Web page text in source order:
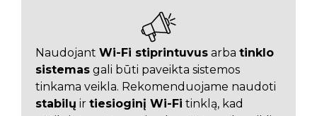
Naudojant Wi-Fi stiprintuvus arba tinklo
sistemas gali būti paveikta sistemos
tinkama veikla. Rekomenduojame naudoti
stabilų ir tiesioginį Wi-Fi tinklą, kad